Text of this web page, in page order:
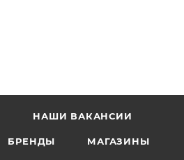
НАШИ ВАКАНСИИ
БРЕНДЫ МАГАЗИНЫ